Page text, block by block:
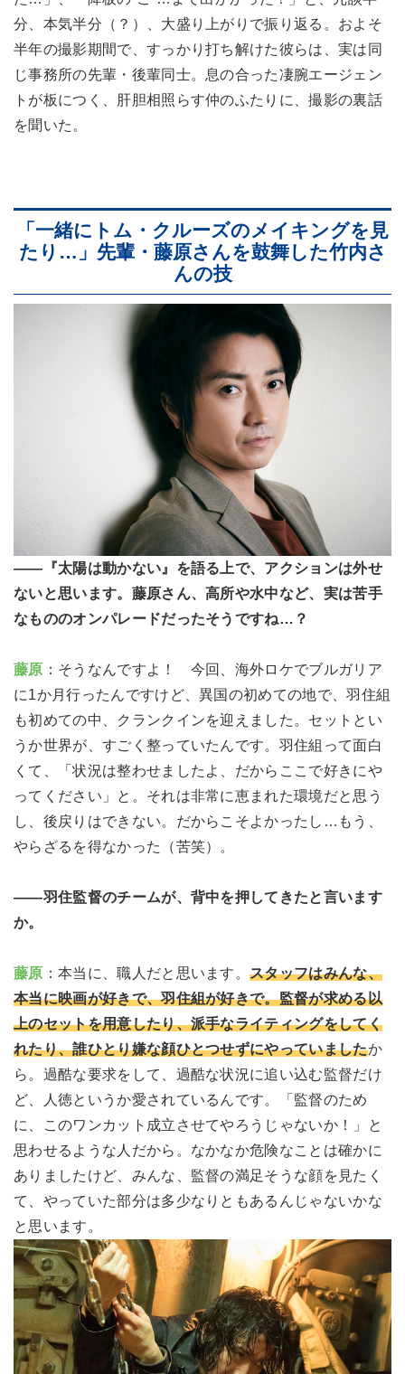
分、本気半分（？）、大盛り上がりで振り返る。およそ
半年の撮影期間で、すっかり打ち解けた彼らは、実は同
じ事務所の先輩・後輩同士。息の合った凄腕エージェン
トが板につく、肝胆相照らす仲のふたりに、撮影の裏話
を聞いた。
「一緒にトム・クルーズのメイキングを見
たり…」先輩・藤原さんを鼓舞した竹内さ
んの技
――『太陽は動かない』を語る上で、アクションは外せ
ないと思います。藤原さん、高所や水中など、実は苦手
なもののオンパレードだったそうですね…？
藤原 ：そうなんですよ！ 今回、海外ロケでブルガリア
に1か月行ったんですけど、異国の初めての地で、羽住組
も初めての中、クランクインを迎えました。セットとい
うか世界が、すごく整っていたんです。羽住組って面白
くて、「状況は整わせましたよ、だからここで好きにや
ってください」と。それは非常に恵まれた環境だと思う
し、後戻りはできない。だからこそよかったし…もう、
やらざるを得なかった（苦笑）。
――羽住監督のチームが、背中を押してきたと言います
か。
藤原 ：本当に、職人だと思います。スタッフはみんな、
本当に映画が好きで、羽住組が好きで。監督が求める以
上のセットを用意したり、派手なライティングをしてく
れたり、誰ひとり嫌な顔ひとつせずにやっていましたか
ら。過酷な要求をして、過酷な状況に追い込む監督だけ
ど、人徳というか愛されているんです。「監督のため
に、このワンカット成立させてやろうじゃないか！」と
思わせるような人だから。なかなか危険なことは確かに
ありましたけど、みんな、監督の満足そうな顔を見たく
て、やっていた部分は多少なりともあるんじゃないかな
と思います。